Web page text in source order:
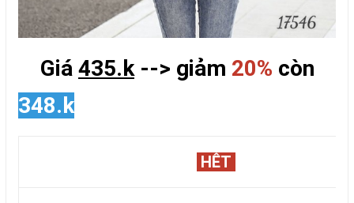
Giá 435.k--> giảm 20% còn
348.k
HÊT